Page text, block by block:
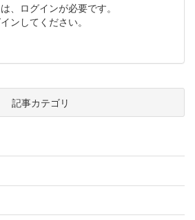
、ログインが必要です。
ンしてください。
記事カテゴリ